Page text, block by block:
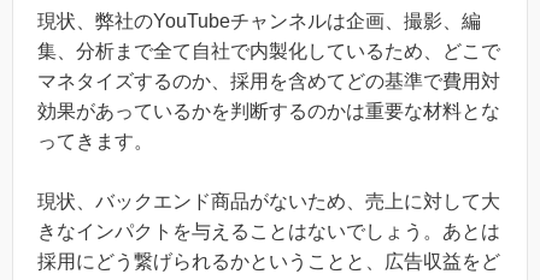
現状、弊社のYouTubeチャンネルは企画、撮影、編
集、分析まで全て自社で内製化しているため、どこで
マネタイズするのか、採用を含めてどの基準で費用対
効果があっているかを判断するのかは重要な材料とな
ってきます。
現状、バックエンド商品がないため、売上に対して大
きなインパクトを与えることはないでしょう。あとは
採用にどう繋げられるかということと、広告収益をど